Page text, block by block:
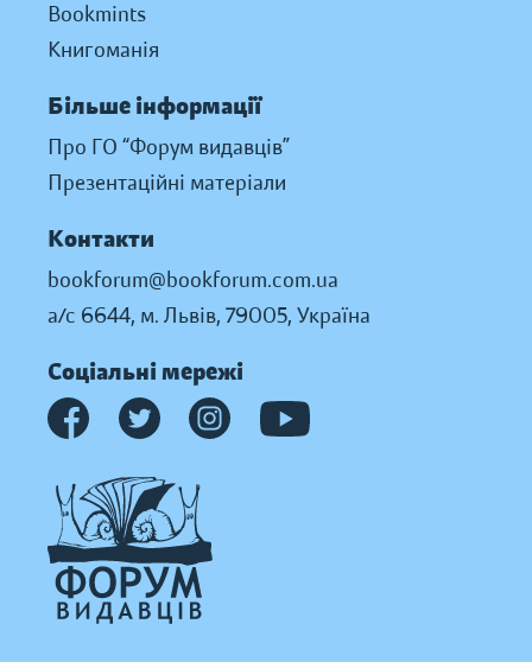
Bookmints
Книгоманія
Більше інформації
Про ГО “Форум видавців”
Презентаційні матеріали
Контакти
bookforum@bookforum.com.ua
а/с 6644, м. Львів, 79005, Україна
Соціальні мережі